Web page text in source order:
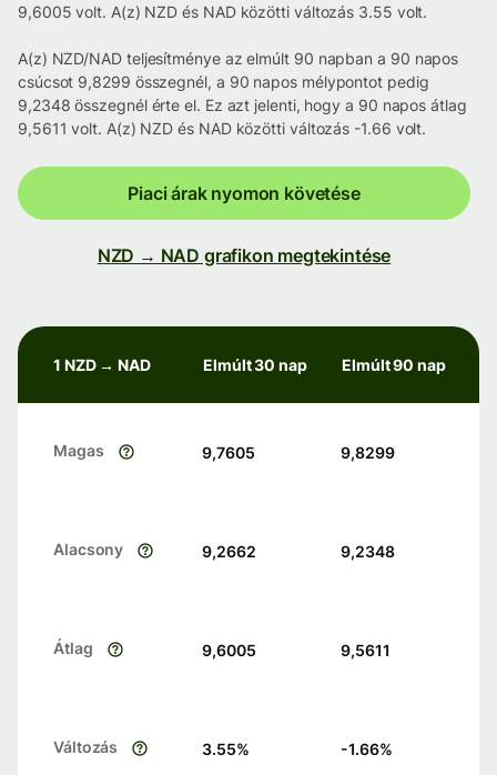
9,6005 volt. A(z) NZD és NAD közötti változás 3.55 volt.
A(z) NZD/NAD teljesítménye az elmúlt 90 napban a 90 napos
csúcsot 9,8299 összegnél, a 90 napos mélypontot pedig
9,2348 összegnél érte el. Ez azt jelenti, hogy a 90 napos átlag
9,5611 volt. A(z) NZD és NAD közötti változás -1.66 volt.
Piaci árak nyomon követése
NZD → NAD grafikon megtekintése
1 NZD → NAD Elmúlt 30 nap Elmúlt 90 nap
Magas 9,7605 9,8299
Alacsony 9,2662 9,2348
Átlag 9,6005 9,5611
Változás 3.55% -1.66%